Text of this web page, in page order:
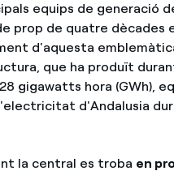
equips de generació
prop de quatre dècades
d'aquesta
que ha produït
gigawatts hora (GWh),
d'Andalusia
la central es troba en